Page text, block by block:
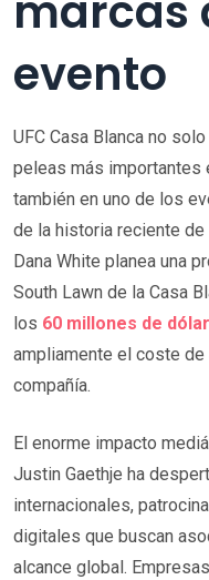
marcas
evento
UFC Casa Blanca no
peleas más importantes
también en uno de los
de la historia reciente de
Dana White planea una
South Lawn de la Casa
los 60 millones de
ampliamente el coste
compañía.
El enorme impacto
Justin Gaethje ha
internacionales,
digitales que buscan
alcance global.